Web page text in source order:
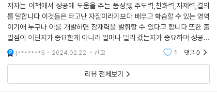
조한 운동선수를 스타로 변모시킨 트레이너, 모두가 틀렸음을 증명한 흑인
해군 장교 황금의 13인의 사례를 소개하면서, 잠재력을 발휘하려면 스스
로 즐거워야 하고, 시행착오를 실패로 여기지 말아야 하며, 다른 이들을 코
칭하거나 서로 협력하는 방식의 새로운 활로를 마련해야 한다고 강조한다.
마지막 3부에서는 과소평가되어온 이들에게 열린 기회를 제공하는 ‘사회
적 체제’를 구축해 나가는 길을 모색한다. 잠재력이 있는 사람들에게 사회
가 열어줘야 할 기회의 문이 부당하게 닫혀 있는 경우는 많다. 그렇다면 그
저자는 이책에서 성공에 도움을 주는 품성읋 주도력,친화력,자제력,결의
를 말합니다.이것들은 타고난 자질이라기보다 배우고 학습할 수 있는 영역
이기애 누구나 이를 개발하면 잠재력을 발휘할 수 있다고 합니다.또한 출
발점이 어딘지가 중요한게 아니라 얼마나 멀리 갔는지가 중요하며 성공을
실현함에 있어서 품성기량을 강조합니다.품성이란 자신이 지닌원칙을 실
천하는 학습된 역량이
j*******6 2024.02.22. 신고 1 댓글0
리뷰 전체보기